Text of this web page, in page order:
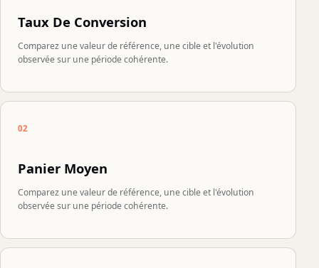
Taux De Conversion
Comparez une valeur de référence, une cible et l'évolution
observée sur une période cohérente.
02
Panier Moyen
Comparez une valeur de référence, une cible et l'évolution
observée sur une période cohérente.